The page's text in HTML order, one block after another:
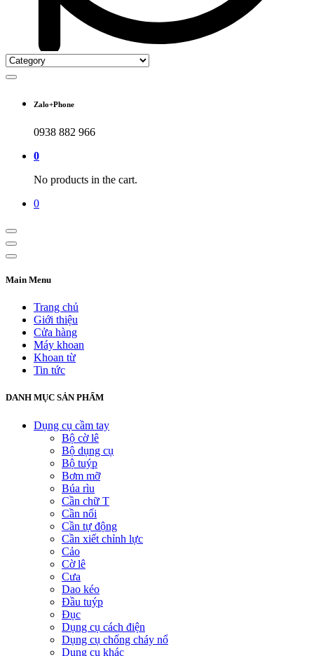
Zalo+Phone
0938 882 966
0
No products in the cart.
0
Main Menu
Trang chủ
Giới thiệu
Cửa hàng
Máy khoan
Khoan từ
Tin tức
DANH MỤC SẢN PHẨM
Dụng cụ cầm tay
Bộ cờ lê
Bộ dụng cụ
Bộ tuýp
Bơm mỡ
Búa rìu
Cần chữ T
Cần nối
Cần tự động
Cần xiết chỉnh lực
Cảo
Cờ lê
Cưa
Dao kéo
Đầu tuýp
Đục
Dụng cụ cách điện
Dụng cụ chống cháy nổ
Dụng cụ khác